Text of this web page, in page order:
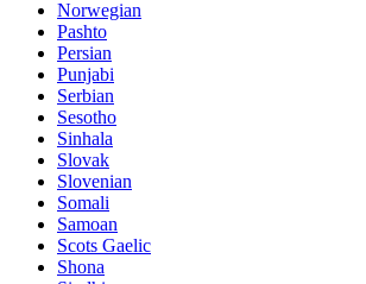
Norwegian
Pashto
Persian
Punjabi
Serbian
Sesotho
Sinhala
Slovak
Slovenian
Somali
Samoan
Scots Gaelic
Shona